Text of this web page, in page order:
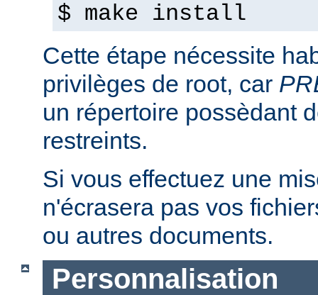
$ make install
Cette étape nécessite
privilèges de root, car
un répertoire possèdant
restreints.
Si vous effectuez une
n'écrasera pas vos
ou autres documents.
Personnalisation